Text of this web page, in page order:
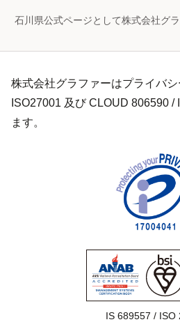
石川県公式ページとして株式会社グ
株式会社グラファーはプライバ
ISO27001 及び CLOUD 806590
ます。
IS 689557 / ISO